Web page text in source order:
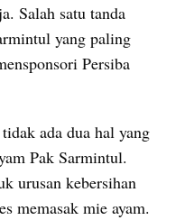
Salah satu tanda
yang paling
Persiba
ada dua hal yang
Pak Sarmintul.
urusan kebersihan
memasak mie ayam.